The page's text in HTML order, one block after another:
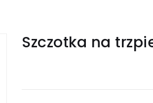
pracy
Szczotka na